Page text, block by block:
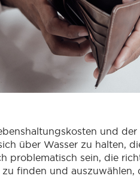
und
über Wasser zu halten,
problematisch sein, die
finden und auszuwählen,